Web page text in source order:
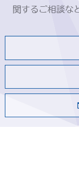
関するご相談な